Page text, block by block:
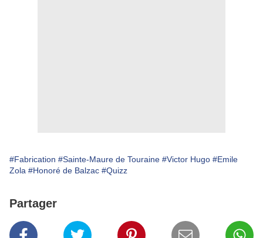
#Fabrication #Sainte-Maure de Touraine #Victor Hugo #Emile
Zola #Honoré de Balzac #Quizz
Partager